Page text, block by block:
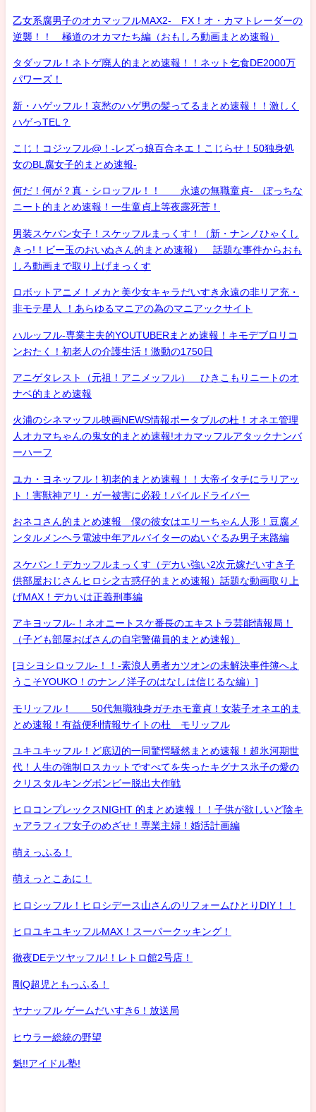
乙女系腐男子のオカマッフルMAX2- FX！オ・カマトレーダーの
逆襲！！ 極道のオカマたち編（おもしろ動画まとめ速報）
タダッフル！ネトゲ廃人的まとめ速報！！ネット乞食DE2000万
パワーズ！
新・ハゲッフル！哀愁のハゲ男の髪ってるまとめ速報！！激しく
ハゲっTEL？
こじ！コジッフル@！-レズっ娘百合ネエ！こじらせ！50独身処
女のBL腐女子的まとめ速報-
何だ！何が？真・シロッフル！！ 永遠の無職童貞- ぼっちな
ニート的まとめ速報！一生童貞上等夜露死苦！
男装スケバン女子！スケッフルまっくす！（新・ナンノひゃくし
きっ!！ビー玉のおいぬさん的まとめ速報） 話題な事件からおも
しろ動画まで取り上げまっくす
ロボットアニメ！メカと美少女キャラだいすき永遠の非リア充・
非モテ星人 ！あらゆるマニアの為のマニアックサイト
ハルッフル-専業主夫的YOUTUBERまとめ速報！キモデブロリコ
ンおたく！初老人の介護生活！激動の1750日
アニゲタレスト（元祖！アニメッフル） ひきこもりニートのオ
ナベ的まとめ速報
火浦のシネマッフル映画NEWS情報ポータブルの杜！オネエ管理
人オカマちゃんの鬼女的まとめ速報!オカマッフルアタックナンバ
ーハーフ
ユカ・ヨネッフル！初老的まとめ速報！！大帝イタチにラリアッ
ト！害獣神アリ・ガー被害に必殺！パイルドライバー
おネコさん的まとめ速報 僕の彼女はエリーちゃん人形！豆腐メ
ンタルメンヘラ電波中年アルバイターのぬいぐるみ男子末路編
スケバン！デカッフルまっくす（デカい強い2次元嫁だいすき子
供部屋おじさんヒロシ之古惑仔的まとめ速報）話題な動画取り上
げMAX！デカいは正義刑事編
アキヨッフル-！ネオニートスケ番長のエキストラ芸能情報局！
（子ども部屋おばさんの自宅警備員的まとめ速報）
[ヨシヨシロッフル-！！-素浪人勇者カツオンの未解決事件簿へよ
うこそYOUKO！のナンノ洋子のはなしは信じるな編）]
モリッフル！ 50代無職独身ガチホモ童貞！女装子オネエ的ま
とめ速報！有益便利情報サイトの杜 モリッフル
ユキユキッフル！ど底辺的一同驚愕騒然まとめ速報！超氷河期世
代！人生の強制ロスカットですべてを失ったキグナス氷子の愛の
クリスタルキングボンビー脱出大作戦
ヒロコンプレックスNIGHT 的まとめ速報！！子供が欲しいど陰キ
ャアラフィフ女子のめざせ！専業主婦！婚活計画編
萌えっふる！
萌えっとこあに！
ヒロシッフル！ヒロシデース山さんのリフォームひとりDIY！！
ヒロユキユキッフルMAX！スーパークッキング！
徹夜DEテツヤッフル!！レトロ館2号店！
剛Q超児ともっふる！
ヤナッフル ゲームだいすき6！放送局
ヒウラー総統の野望
魁!!アイドル塾!